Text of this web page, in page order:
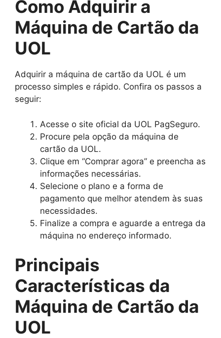
Como Adquirir a
Máquina de Cartão da
UOL
Adquirir a máquina de cartão da UOL é um
processo simples e rápido. Confira os passos a
seguir:
Acesse o site oficial da UOL PagSeguro.
Procure pela opção da máquina de
cartão da UOL.
Clique em “Comprar agora” e preencha as
informações necessárias.
Selecione o plano e a forma de
pagamento que melhor atendem às suas
necessidades.
Finalize a compra e aguarde a entrega da
máquina no endereço informado.
Principais
Características da
Máquina de Cartão da
UOL